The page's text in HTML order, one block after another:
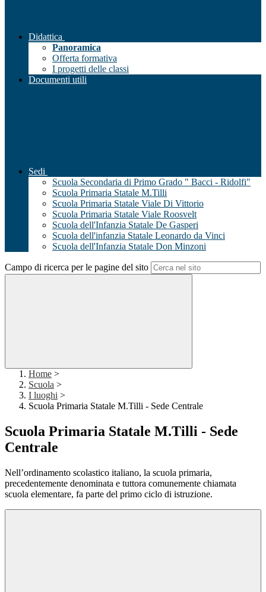
Didattica
Panoramica
Offerta formativa
I progetti delle classi
Documenti utili
Sedi
Scuola Secondaria di Primo Grado " Bacci - Ridolfi"
Scuola Primaria Statale M.Tilli
Scuola Primaria Statale Viale Di Vittorio
Scuola Primaria Statale Viale Roosvelt
Scuola dell'Infanzia Statale De Gasperi
Scuola dell'infanzia Statale Leonardo da Vinci
Scuola dell'Infanzia Statale Don Minzoni
Campo di ricerca per le pagine del sito
Home >
Scuola >
I luoghi >
Scuola Primaria Statale M.Tilli - Sede Centrale
Scuola Primaria Statale M.Tilli - Sede
Centrale
Nell’ordinamento scolastico italiano, la scuola primaria,
precedentemente denominata e tuttora comunemente chiamata
scuola elementare, fa parte del primo ciclo di istruzione.